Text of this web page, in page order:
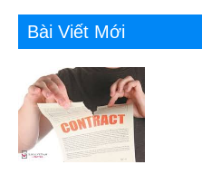
Bài Viết Mới